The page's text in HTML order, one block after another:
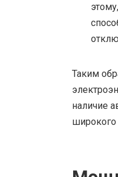
Таким
наличие
широкого